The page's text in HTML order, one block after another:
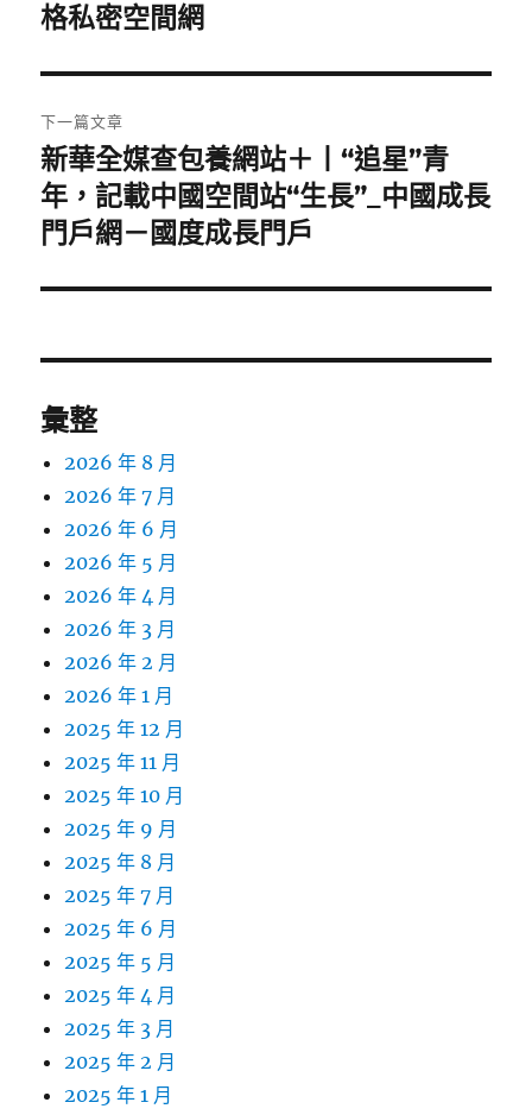
導
覽
一
文
章:
格私密空間網
下一篇文章
下
一
篇
章:
新華全媒查包養網站＋丨“追星”青
年，記載中國空間站“生長”_中國成長
門戶網－國度成長門戶
彙整
2026 年 8 月
2026 年 7 月
2026 年 6 月
2026 年 5 月
2026 年 4 月
2026 年 3 月
2026 年 2 月
2026 年 1 月
2025 年 12 月
2025 年 11 月
2025 年 10 月
2025 年 9 月
2025 年 8 月
2025 年 7 月
2025 年 6 月
2025 年 5 月
2025 年 4 月
2025 年 3 月
2025 年 2 月
2025 年 1 月